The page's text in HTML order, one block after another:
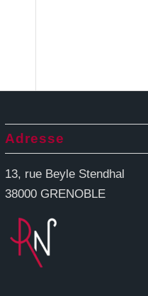
Adresse
13, rue Beyle Stendhal
38000 GRENOBLE